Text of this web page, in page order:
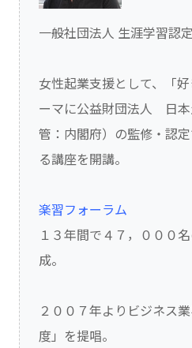
一般社団法人 生涯学習認
女性起業支援として、「
ーマに公益財団法人 日本
管：内閣府）の監修・認
る講座を開講。
楽習フォーラム
１３年間で４７，０００
成。
２００７年よりビジネス
度」を提唱。